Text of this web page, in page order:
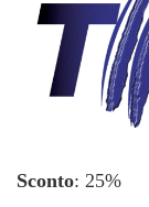
Sconto: 25%